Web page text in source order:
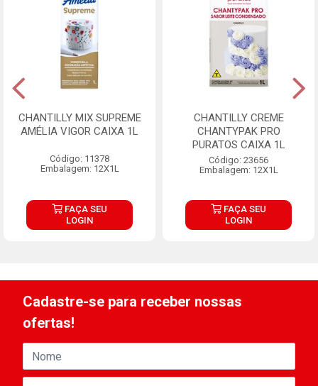
CHANTILLY MIX SUPREME
AMÉLIA VIGOR CAIXA 1L
Código: 11378
Embalagem: 12X1L
FAÇA SEU
LOGIN
CHANTILLY CREME
CHANTYPAK PRO
PURATOS CAIXA 1L
Código: 23656
Embalagem: 12X1L
FAÇA SEU
LOGIN
Cadastre-se para receber nossas
ofertas!